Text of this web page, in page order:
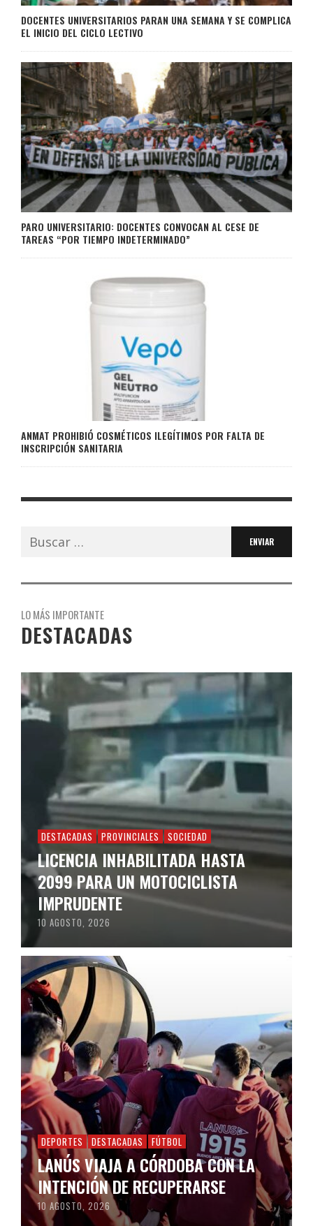
DOCENTES UNIVERSITARIOS PARAN UNA SEMANA Y SE COMPLICA
EL INICIO DEL CICLO LECTIVO
PARO UNIVERSITARIO: DOCENTES CONVOCAN AL CESE DE
TAREAS “POR TIEMPO INDETERMINADO”
ANMAT PROHIBIÓ COSMÉTICOS ILEGÍTIMOS POR FALTA DE
INSCRIPCIÓN SANITARIA
Buscar:
LO MÁS IMPORTANTE
DESTACADAS
DESTACADAS PROVINCIALES SOCIEDAD
LICENCIA INHABILITADA HASTA
2099 PARA UN MOTOCICLISTA
IMPRUDENTE
10 AGOSTO, 2026
DEPORTES DESTACADAS FÚTBOL
LANÚS VIAJA A CÓRDOBA CON LA
INTENCIÓN DE RECUPERARSE
10 AGOSTO, 2026